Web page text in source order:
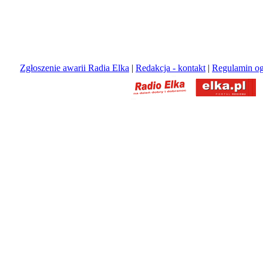
Zgłoszenie awarii Radia Elka | Redakcja - kontakt | Regulamin